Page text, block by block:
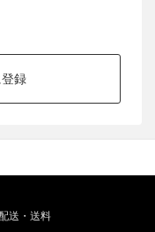
録
送・送料